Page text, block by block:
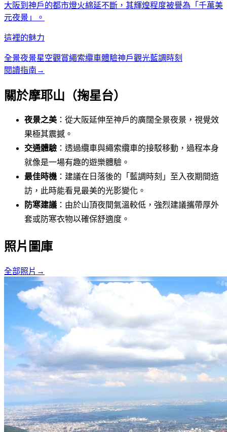
大阪到神戶的都市燈火綿延不斷，其輝煌程度被譽為「千萬美
元夜景」。
這裡的魅力
全景夜景星空觀賞繩索纜車體驗神戶觀光藍調時刻
閱讀指南 →
關於摩耶山（掬星台）
夜景之美 ：從大阪延伸至神戶的廣闊全景夜景，視覺效
果極其震撼。
交通體驗 ：透過纜車與繩索纜車的接駁移動，過程本身
就像是一場有趣的遊樂體驗。
最佳時機 ：建議在日落後的「藍調時刻」至入夜期間造
訪，此時能看見最美的光影變化。
防寒建議 ：由於山頂夜間氣溫較低，強烈建議攜帶厚外
套或防寒衣物以確保舒適度。
照片圖庫
全部照片 →